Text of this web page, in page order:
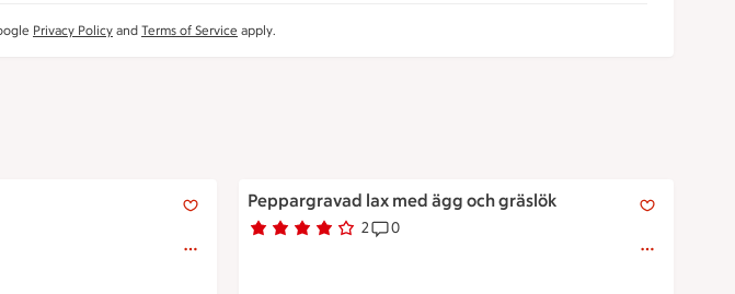
Privacy Policy and Terms of Service apply.
1 kommentarer
Peppargravad lax med ägg och gräslök
Betyg 4 av 5.
2
2 personer har röstatReceptet har 0 kommentarer
0
Peppargravad lax med ägg och gräslök